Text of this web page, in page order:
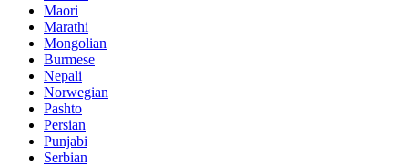
Maori
Marathi
Mongolian
Burmese
Nepali
Norwegian
Pashto
Persian
Punjabi
Serbian